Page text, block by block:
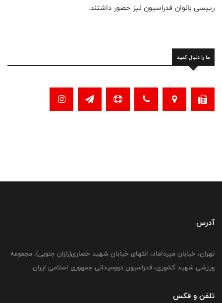
رییسی بانوان فدراسیون نیز حصور داشتند.
ما را دنبال کنید
آدرس
تهران، خیابان میرداماد، انتهای خیابان شهید حصاری(رازان جنوبی)، مجموعه
ورزشی شهید کشوری، فدراسیون دوومیدانی جمهوری اسلامی ایران
تلفن و فکس